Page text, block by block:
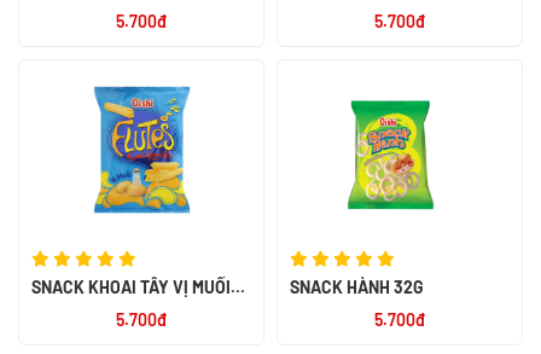
5.700đ
5.700đ
SNACK KHOAI TÂY VỊ MUỐI
5.700đ
SNACK HÀNH 32G
5.700đ